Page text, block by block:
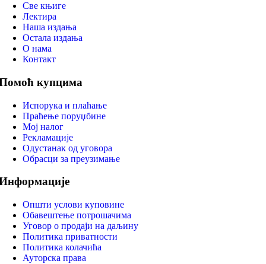
Све књиге
Лектира
Наша издања
Остала издања
О нама
Контакт
купцима
Испорука и плаћање
Праћење поруџбине
Мој налог
Рекламације
Одустанак од уговора
Обрасци за преузимање
Општи услови куповине
Обавештење потрошачима
Уговор о продаји на даљину
Политика приватности
Политика колачића
Ауторска права